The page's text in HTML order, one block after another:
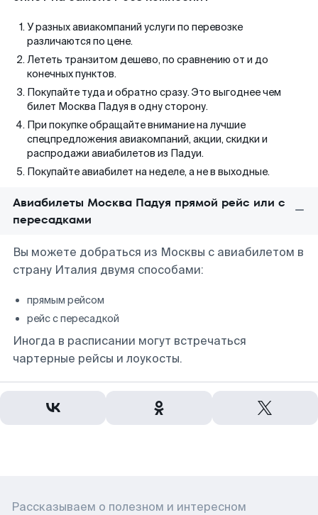
У разных авиакомпаний услуги по перевозке
различаются по цене.
Лететь транзитом дешево, по сравнению от и до
конечных пунктов.
Покупайте туда и обратно сразу. Это выгоднее чем
билет Москва Падуя в одну сторону.
При покупке обращайте внимание на лучшие
спецпредложения авиакомпаний, акции, скидки и
распродажи авиабилетов из Падуи.
Покупайте авиабилет на неделе, а не в выходные.
Авиабилеты Москва Падуя прямой рейс или с
пересадками
Вы можете добраться из Москвы с авиабилетом в
страну Италия двумя способами:
прямым рейсом
рейс с пересадкой
Иногда в расписании могут встречаться
чартерные рейсы и лоукосты.
Рассказываем о полезном и интересном